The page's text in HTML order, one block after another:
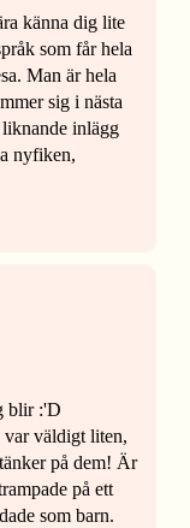
känna dig lite
som får hela
Man är hela
sig i nästa
inlägg
nyfiken,
blir :'D
var väldigt liten,
på dem! Är
på ett
som barn.